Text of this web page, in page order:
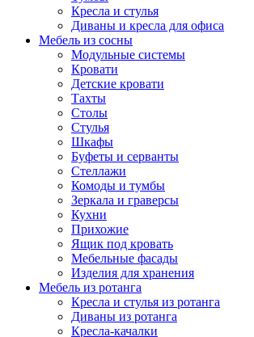
Кресла и стулья
Диваны и кресла для офиса
Мебель из сосны
Модульные системы
Кровати
Детские кровати
Тахты
Столы
Стулья
Шкафы
Буфеты и серванты
Стеллажи
Комоды и тумбы
Зеркала и граверсы
Кухни
Прихожие
Ящик под кровать
Мебельные фасады
Изделия для хранения
Мебель из ротанга
Кресла и стулья из ротанга
Диваны из ротанга
Кресла-качалки